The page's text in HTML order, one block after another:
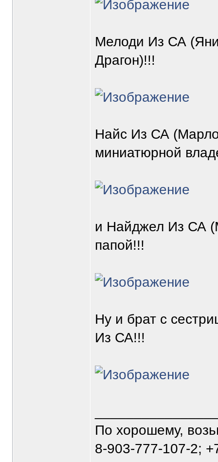
Мелоди Из СА
Драгон)!!!
Найс Из СА
миниатюрной
и Найджел Из СА
папой!!!
Ну и брат с
Из СА!!!
По хорошему,
8-903-777-107-2;